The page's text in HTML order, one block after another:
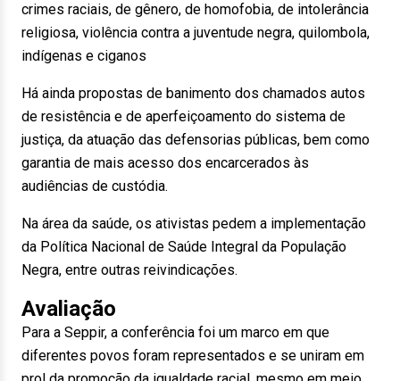
crimes raciais, de gênero, de homofobia, de intolerância
religiosa, violência contra a juventude negra, quilombola,
indígenas e ciganos
Há ainda propostas de banimento dos chamados autos
de resistência e de aperfeiçoamento do sistema de
justiça, da atuação das defensorias públicas, bem como
garantia de mais acesso dos encarcerados às
audiências de custódia.
Na área da saúde, os ativistas pedem a implementação
da Política Nacional de Saúde Integral da População
Negra, entre outras reivindicações.
Avaliação
Para a Seppir, a conferência foi um marco em que
diferentes povos foram representados e se uniram em